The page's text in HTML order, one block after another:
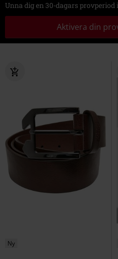
Unna dig en 30-dagars provperiod
Aktivera din
Ny